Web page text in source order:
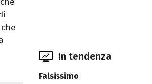
che
In tendenza
Falsissimo